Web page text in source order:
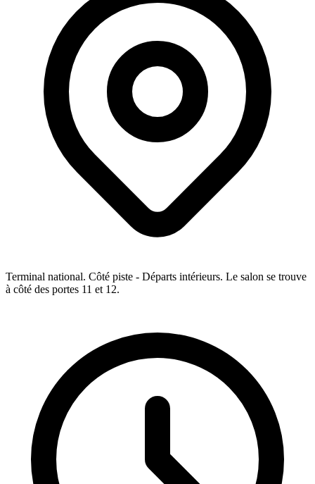
Terminal national. Côté piste - Départs intérieurs. Le salon se trouve
à côté des portes 11 et 12.